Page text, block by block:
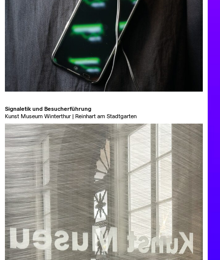
Signaletik und Besucherführung
Kunst Museum Winterthur | Reinhart am Stadtgarten